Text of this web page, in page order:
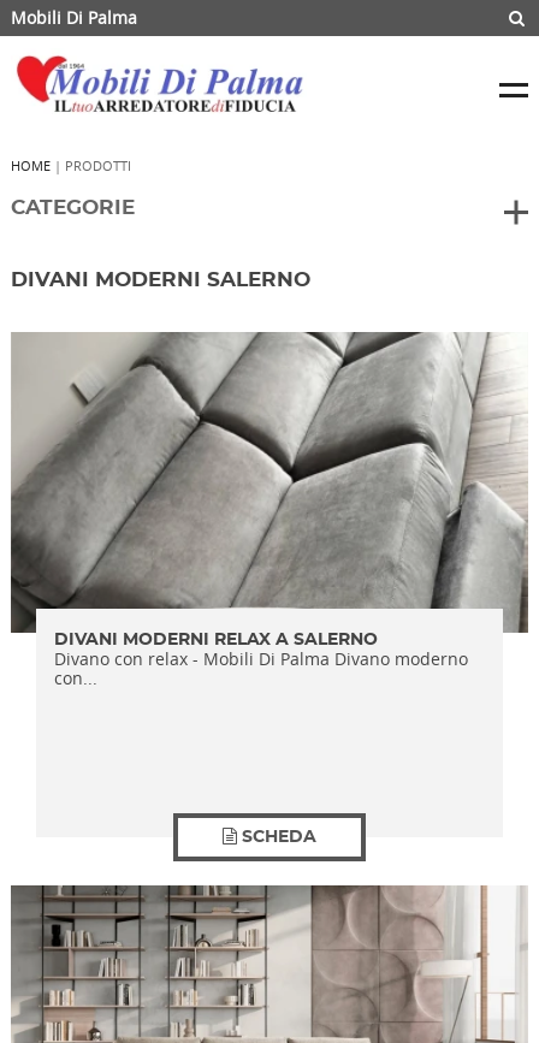
Mobili Di Palma
HOME| PRODOTTI
CATEGORIE
DIVANI MODERNI SALERNO
DIVANI MODERNI RELAX A SALERNO
Divano con relax - Mobili Di Palma Divano moderno
con...
SCHEDA